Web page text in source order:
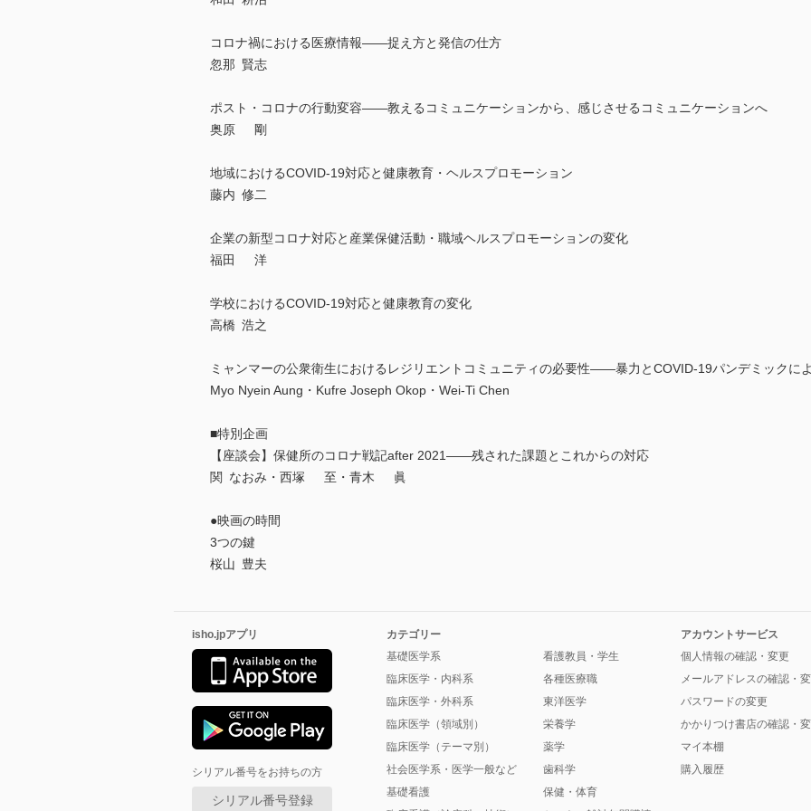
コロナ禍における医療情報――捉え方と発信の仕方
忽那 賢志
ポスト・コロナの行動変容――教えるコミュニケーションから、感じさせるコミュニケーションへ
奥原 剛
地域におけるCOVID-19対応と健康教育・ヘルスプロモーション
藤内 修二
企業の新型コロナ対応と産業保健活動・職域ヘルスプロモーションの変化
福田 洋
学校におけるCOVID-19対応と健康教育の変化
高橋 浩之
ミャンマーの公衆衛生におけるレジリエントコミュニティの必要性――暴力とCOVID-19パンデミックに
Myo Nyein Aung・Kufre Joseph Okop・Wei-Ti Chen
■特別企画
【座談会】保健所のコロナ戦記after 2021――残された課題とこれからの対応
関 なおみ・西塚 至・青木 眞
●映画の時間
3つの鍵
桜山 豊夫
isho.jpアプリ
シリアル番号をお持ちの方
シリアル番号登録
カテゴリー
基礎医学系
臨床医学・内科系
臨床医学・外科系
臨床医学（領域別）
臨床医学（テーマ別）
社会医学系・医学一般など
基礎看護
看護教員・学生
各種医療職
東洋医学
栄養学
薬学
歯科学
保健・体育
アカウントサービス
個人情報の確認・変更
メールアドレスの確認・
パスワードの変更
かかりつけ書店の確認・
マイ本棚
購入履歴